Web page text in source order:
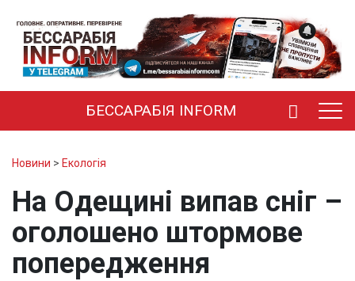
БЕССАРАБІЯ INFORM
Новини > Екологія
На Одещині випав сніг –
оголошено штормове
попередження